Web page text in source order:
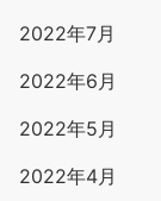
2022年7月
2022年6月
2022年5月
2022年4月